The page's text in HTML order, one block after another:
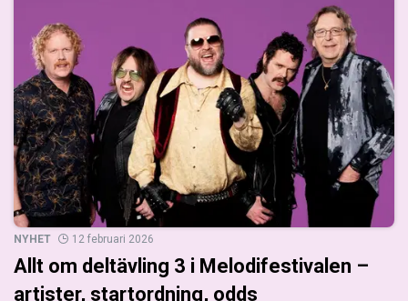
NYHET 12 februari 2026
Allt om deltävling 3 i Melodifestivalen –
artister, startordning, odds